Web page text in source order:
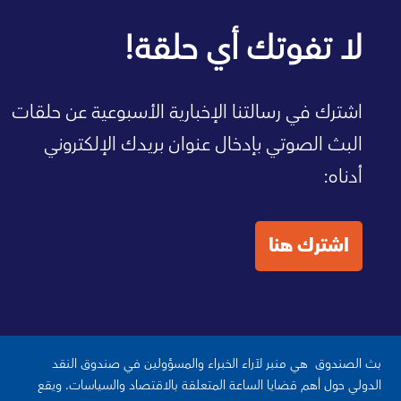
صفحة الصندوق الرئيسية
لا تفوتك أي حلقة!
اشترك في رسالتنا الإخبارية الأسبوعية عن حلقات
البث الصوتي بإدخال عنوان بريدك الإلكتروني
أدناه:
اشترك هنا
بث الصندوق هي منبر لآراء الخبراء والمسؤولين في صندوق النقد
الدولي حول أهم قضايا الساعة المتعلقة بالاقتصاد والسياسات. ويقع